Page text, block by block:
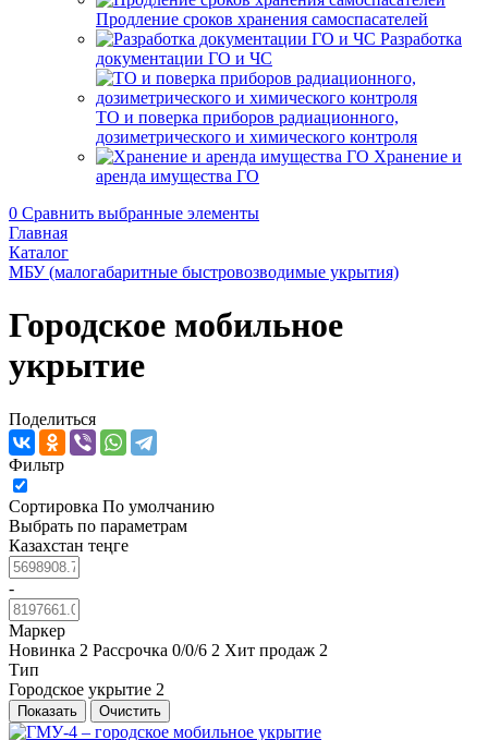
Продление сроков хранения самоспасателей
Разработка
документации ГО и ЧС
ТО и поверка приборов радиационного,
дозиметрического и химического контроля
Хранение и
аренда имущества ГО
0 Сравнить выбранные элементы
Главная
Каталог
МБУ (малогабаритные быстровозводимые укрытия)
Городское мобильное
укрытие
Поделиться
Фильтр
Сортировка По умолчанию
Выбрать по параметрам
Казахстан теңге
-
Маркер
Новинка 2 Рассрочка 0/0/6 2 Хит продаж 2
Тип
Городское укрытие 2
Показать Очистить